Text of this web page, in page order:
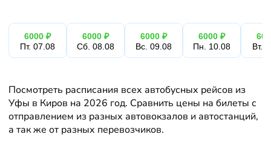
6000 ₽
Пт. 07.08
6000 ₽
Сб. 08.08
6000 ₽
Вс. 09.08
6000 ₽
Пн. 10.08
Вт.
Посмотреть расписания всех автобусных рейсов из
Уфы в Киров на 2026 год. Сравнить цены на билеты с
отправлением из разных автовокзалов и автостанций,
а так же от разных перевозчиков.